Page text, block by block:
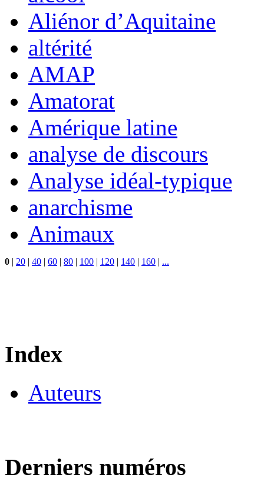
Aliénor d’Aquitaine
altérité
AMAP
Amatorat
Amérique latine
analyse de discours
Analyse idéal-typique
anarchisme
Animaux
0 | 20 | 40 | 60 | 80 | 100 | 120 | 140 | 160 | ...
Index
Auteurs
Derniers numéros